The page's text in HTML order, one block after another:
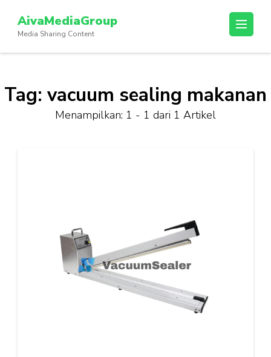
konten
(Tekan
AivaMediaGroup
Media Sharing Content
Tag: vacuum sealing makanan
Menampilkan: 1 - 1 dari 1 Artikel